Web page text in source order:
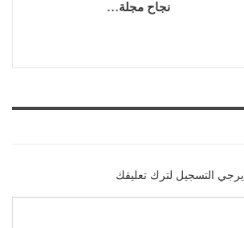
نجاح مجلة…
يرجي التسجيل لترك تعليقك